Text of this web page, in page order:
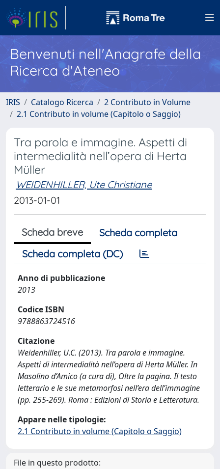
Benvenuti nell'Anagrafe della
Ricerca d'Ateneo
IRIS Catalogo Ricerca
2 Contributo in Volume
2.1 Contributo in volume (Capitolo o Saggio)
Tra parola e immagine. Aspetti di
intermedialità nell’opera di Herta
Müller
WEIDENHILLER, Ute Christiane
2013-01-01
Scheda breve
Scheda completa
Scheda completa (DC)
Anno di pubblicazione
2013
Codice ISBN
9788863724516
Citazione
Weidenhiller, U.C. (2013). Tra parola e immagine.
Aspetti di intermedialità nell’opera di Herta Müller. In
Masolino d’Amico (a cura di), Oltre la pagina. Il testo
letterario e le sue metamorfosi nell’era dell’immagine
(pp. 255-269). Roma : Edizioni di Storia e Letteratura.
Appare nelle tipologie:
2.1 Contributo in volume (Capitolo o Saggio)
File in questo prodotto: